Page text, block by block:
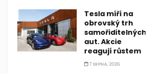
Tesla míří na
obrovský trh
samořiditelných
aut. Akcie
reagují růstem
7 SRPNA, 2026